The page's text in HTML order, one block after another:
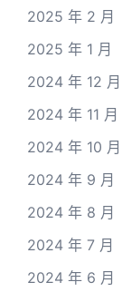
2025 年 2 月
2025 年 1 月
2024 年 12 月
2024 年 11 月
2024 年 10 月
2024 年 9 月
2024 年 8 月
2024 年 7 月
2024 年 6 月